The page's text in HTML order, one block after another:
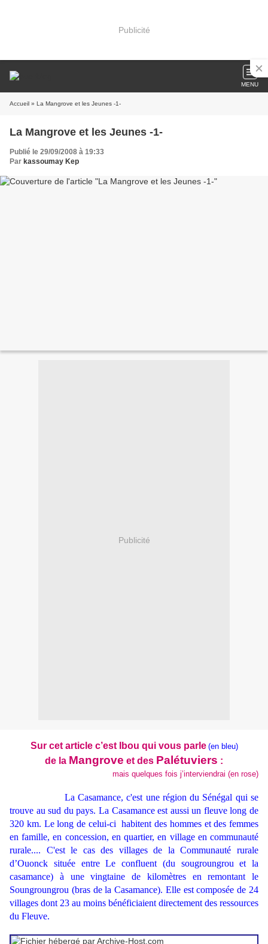
Publicité
MENU
Accueil » La Mangrove et les Jeunes -1-
La Mangrove et les Jeunes -1-
Publié le 29/09/2008 à 19:33
Par kassoumay Kep
Publicité
Sur cet article c’est Ibou qui vous parle (en bleu)
de la Mangrove et des Palétuviers :
mais quelques fois j’interviendrai (en rose)
La Casamance, c'est une région du Sénégal qui se
trouve au sud du pays. La Casamance est aussi un fleuve long de
320 km. Le long de celui-ci habitent des hommes et des femmes
en famille, en concession, en quartier, en village en communauté
rurale.... C'est le cas des villages de la Communauté rurale
d’Ouonck située entre Le confluent (du sougroungrou et la
casamance) à une vingtaine de kilomètres en remontant le
Soungroungrou (bras de la Casamance). Elle est composée de 24
villages dont 23 au moins bénéficiaient directement des ressources
du Fleuve.